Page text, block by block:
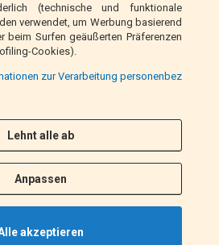
(technische und funktionale
verwendet, um Werbung basierend
beim Surfen geäußerten Präferenzen
Cookies).
zur Verarbeitung personenbez
Lehnt alle ab
Anpassen
akzeptieren
Italien)